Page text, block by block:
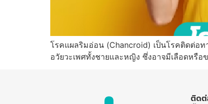
โรคแผลริมอ่อน (Chancroid) เป็นโรคติดต่อ
อวัยวะเพศทั้งชายและหญิง ซึ่งอาจมีเลือดหรื
ติดต่